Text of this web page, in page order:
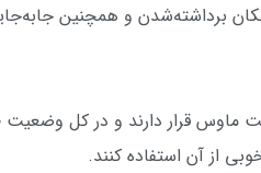
برداشته‌شدن و همچنین
قرار دارند و در کل
از آن استفاده کنند.